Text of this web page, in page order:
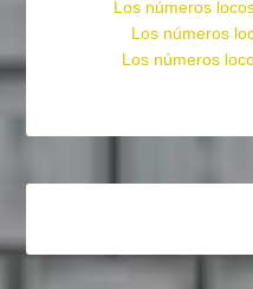
Los números
Los números
Los números